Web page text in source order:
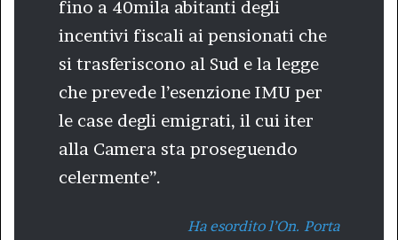
fino a 40mila abitanti degli
incentivi fiscali ai pensionati che
si trasferiscono al Sud e la legge
che prevede l’esenzione IMU per
le case degli emigrati, il cui iter
alla Camera sta proseguendo
celermente”.
Ha esordito l’On. Porta